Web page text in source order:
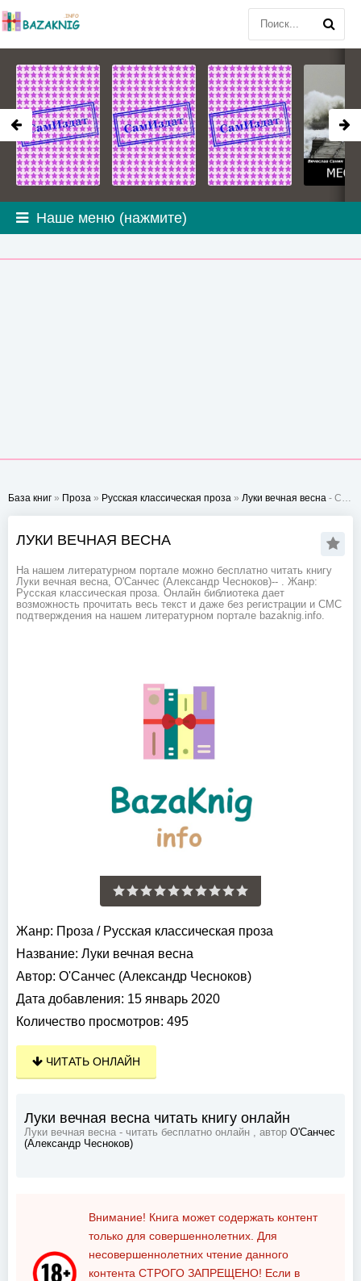
Наше меню (нажмите)
База книг » Проза » Русская классическая проза » Луки вечная весна - Стр. 1
ЛУКИ ВЕЧНАЯ ВЕСНА
На нашем литературном портале можно бесплатно читать книгу
Луки вечная весна, О'Санчес (Александр Чесноков)-- . Жанр:
Русская классическая проза. Онлайн библиотека дает
возможность прочитать весь текст и даже без регистрации и СМС
подтверждения на нашем литературном портале bazaknig.info.
Жанр: Проза / Русская классическая проза
Название: Луки вечная весна
Автор: О'Санчес (Александр Чесноков)
Дата добавления: 15 январь 2020
Количество просмотров: 495
ЧИТАТЬ ОНЛАЙН
Луки вечная весна читать книгу онлайн
Луки вечная весна - читать бесплатно онлайн , автор О'Санчес
(Александр Чесноков)
Внимание! Книга может содержать контент
только для совершеннолетних. Для
несовершеннолетних чтение данного
контента СТРОГО ЗАПРЕЩЕНО! Если в